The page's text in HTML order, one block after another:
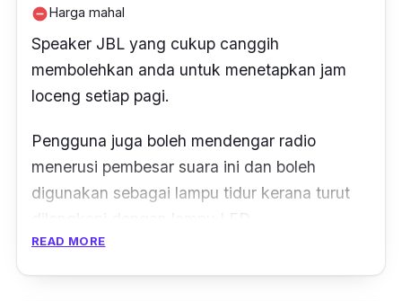
remove_circleHarga mahal
Speaker JBL yang cukup canggih
membolehkan anda untuk menetapkan jam
loceng setiap pagi.
Pengguna juga boleh mendengar radio
menerusi pembesar suara ini dan boleh
digunakan sebagai lampu tidur kerana turut
READ MORE